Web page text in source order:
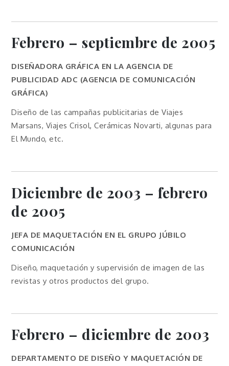
Febrero – septiembre de 2005
DISEÑADORA GRÁFICA EN LA AGENCIA DE
PUBLICIDAD ADC (AGENCIA DE COMUNICACIÓN
GRÁFICA)
Diseño de las campañas publicitarias de Viajes
Marsans, Viajes Crisol, Cerámicas Novarti, algunas para
El Mundo, etc.
Diciembre de 2003 – febrero
de 2005
JEFA DE MAQUETACIÓN EN EL GRUPO JÚBILO
COMUNICACIÓN
Diseño, maquetación y supervisión de imagen de las
revistas y otros productos del grupo.
Febrero – diciembre de 2003
DEPARTAMENTO DE DISEÑO Y MAQUETACIÓN DE